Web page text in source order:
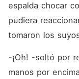
espalda chocar
pudiera
tomaron los
-¡Oh! -soltó por
manos por